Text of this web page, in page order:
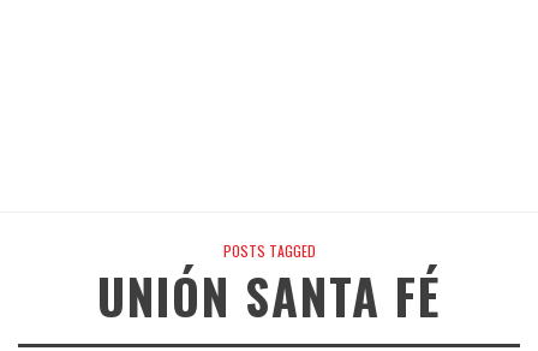
POSTS TAGGED
UNIÓN SANTA FÉ